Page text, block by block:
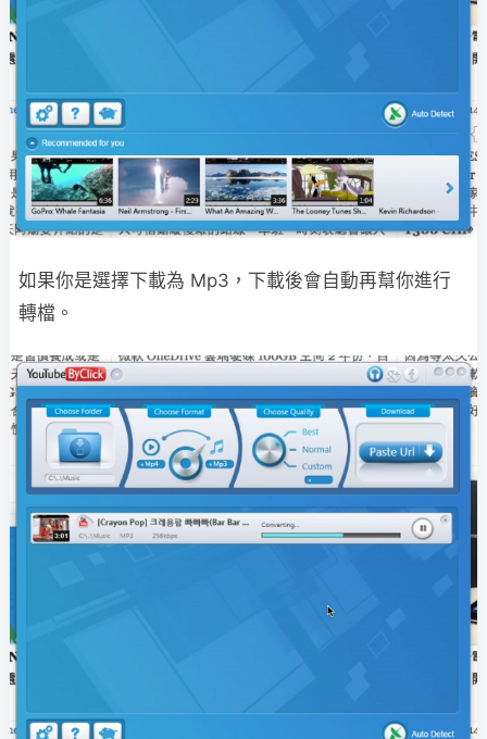
如果你是選擇下載為 Mp3，下載後會自動再幫你進行
轉檔。